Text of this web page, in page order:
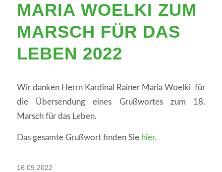
ARIA WOELKI ZUM M
ARSCH FÜR DAS L
EBEN 2022
Wir danken Herrn Kardinal Rainer Maria Woelki für
die Übersendung eines Grußwortes zum 18.
Marsch für das Leben.
Das gesamte Grußwort finden Sie hier.
16.09.2022